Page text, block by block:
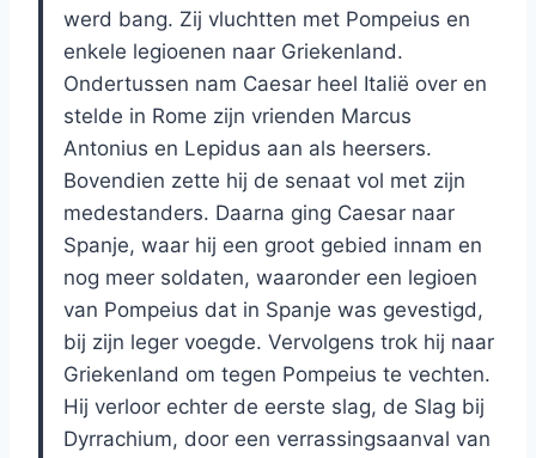
werd bang. Zij vluchtten met Pompeius en
enkele legioenen naar Griekenland.
Ondertussen nam Caesar heel Italië over en
stelde in Rome zijn vrienden Marcus
Antonius en Lepidus aan als heersers.
Bovendien zette hij de senaat vol met zijn
medestanders. Daarna ging Caesar naar
Spanje, waar hij een groot gebied innam en
nog meer soldaten, waaronder een legioen
van Pompeius dat in Spanje was gevestigd,
bij zijn leger voegde. Vervolgens trok hij naar
Griekenland om tegen Pompeius te vechten.
Hij verloor echter de eerste slag, de Slag bij
Dyrrachium, door een verrassingsaanval van